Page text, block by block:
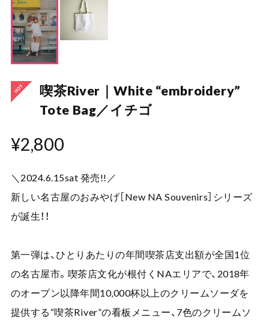
喫茶River｜White “embroidery”
Tote Bag／イチゴ
¥2,800
＼2024.6.15sat 発売!!／
新しい名古屋のおみやげ［New NA Souvenirs］シリーズ
が誕生！！
第一弾は、ひとりあたりの年間喫茶店支出額が全国1位
の名古屋市。喫茶店文化が根付くNAエリアで、2018年
のオープン以降年間10,000杯以上のクリームソーダを
提供する“喫茶River”の看板メニュー、7色のクリームソ